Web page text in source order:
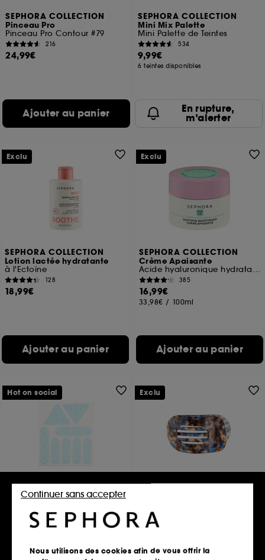
SEPHORA COLLECTION
Pinceau Pro
Pinceau Pro Contour #79
216
24,99€
Ajouter au panier
SEPHORA COLLECTION
Mini Mix Palette
Mini Palette de Teintes
534
9,99€
6 teintes disponibles
En rupture,
m’alerter
SEPHORA COLLECTION
Lotion lactée hydratante
à l'Ectoïne
128
18,99€
Ajouter au panier
Exclu
SEPHORA COLLECTION
Crème Apaisante
Acide hyaluronique hydratant et Centella asiatica apaisante
385
16,99€
33,98€ / 100ml
Ajouter au panier
Exclu
SEPHORA COLLECTION
Face Tape
80
15,99€
Hot on social
9,99€
Exclu
Nous utilisons des cookies afin de vous offrir la
Continuer sans accepter